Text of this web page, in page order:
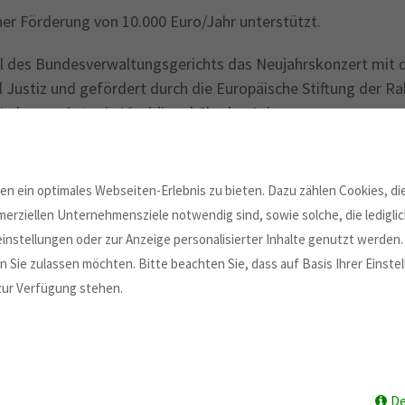
Förderung von 10.000 Euro/Jahr unterstützt.
des Bundesverwaltungsgerichts das Neujahrskonzert mit
und gefördert durch die Europäische Stiftung der
von Antonio Vivaldi und Charles Avison.
und Vir­tu­osität neues Leben ein, Klas­sik­ern,
waren alle­samt musikalis­che Avant­gardis­ten,
uns im Juni 2019 einen Hauch Ahnung davon.
ein optimales Webseiten-Erlebnis zu bieten. Dazu zählen Cookies,
Unternehmensziele notwendig sind, sowie solche, die
oder zur Anzeige personalisierter Inhalte genutzt werden.
Sie zulassen möchten. Bitte beachten Sie, dass auf Basis Ihrer
Verfügung stehen.